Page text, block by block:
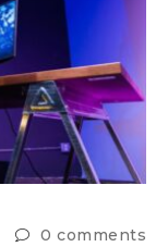
0 comments